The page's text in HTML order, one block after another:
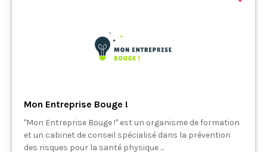
Mon Entreprise Bouge !
"Mon Entreprise Bouge !" est un organisme de formation
et un cabinet de conseil spécialisé dans la prévention
des risques pour la santé physique ...